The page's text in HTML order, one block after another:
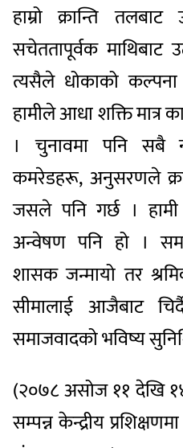
हाम्रो क्रान्ति
सचेततापूर्वक माथिबाट
त्यसैले धोकाको
हामीले आधा शक्ति मात्र
। चुनावमा पनि सबै
कमरेडहरू, अनुसरणले
जसले पनि गर्छ । हामी
अन्वेषण पनि हो ।
शासक जन्मायो तर
सीमालाई आजैबाट
समाजवादको भविष्य
(२०७८ असोज ११ देखि
सम्पन्न केन्द्रीय